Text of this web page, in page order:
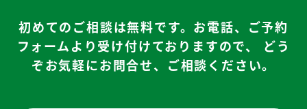
初めてのご相談は無料です。お電話、ご予約
フォームより受け付けておりますので、
どう
ぞお気軽にお問合せ、ご相談ください。